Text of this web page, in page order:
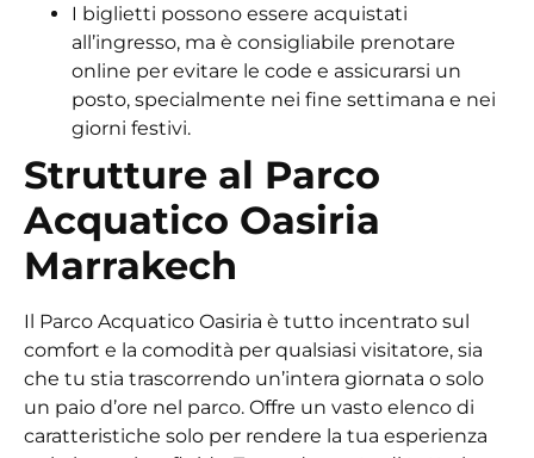
I biglietti possono essere acquistati
all’ingresso, ma è consigliabile prenotare
online per evitare le code e assicurarsi un
posto, specialmente nei fine settimana e nei
giorni festivi.
Strutture al Parco
Acquatico Oasiria
Marrakech
Il Parco Acquatico Oasiria è tutto incentrato sul
comfort e la comodità per qualsiasi visitatore, sia
che tu stia trascorrendo un’intera giornata o solo
un paio d’ore nel parco. Offre un vasto elenco di
caratteristiche solo per rendere la tua esperienza